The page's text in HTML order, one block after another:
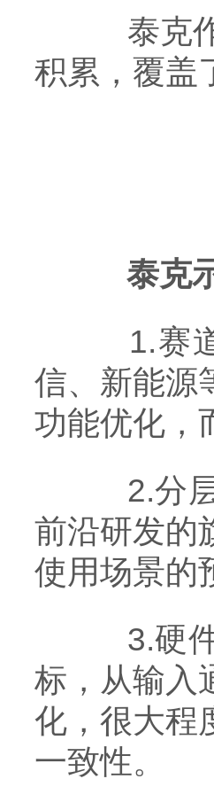
泰克作
积累，覆盖
泰克
1.赛道
信、新能源
功能优化，
2.分层
前沿研发的
使用场景的
3.硬件
标，从输入
化，很大程
一致性。